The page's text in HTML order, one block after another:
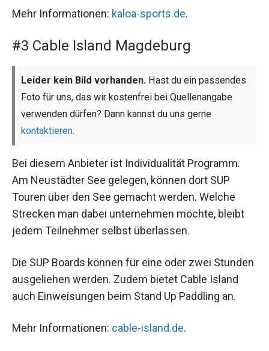
Mehr Informationen: kaloa-sports.de.
#3 Cable Island Magdeburg
Leider kein Bild vorhanden. Hast du ein passendes
Foto für uns, das wir kostenfrei bei Quellenangabe
verwenden dürfen? Dann kannst du uns gerne
kontaktieren.
Bei diesem Anbieter ist Individualität Programm.
Am Neustädter See gelegen, können dort SUP
Touren über den See gemacht werden. Welche
Strecken man dabei unternehmen möchte, bleibt
jedem Teilnehmer selbst überlassen.
Die SUP Boards können für eine oder zwei Stunden
ausgeliehen werden. Zudem bietet Cable Island
auch Einweisungen beim Stand Up Paddling an.
Mehr Informationen: cable-island.de.